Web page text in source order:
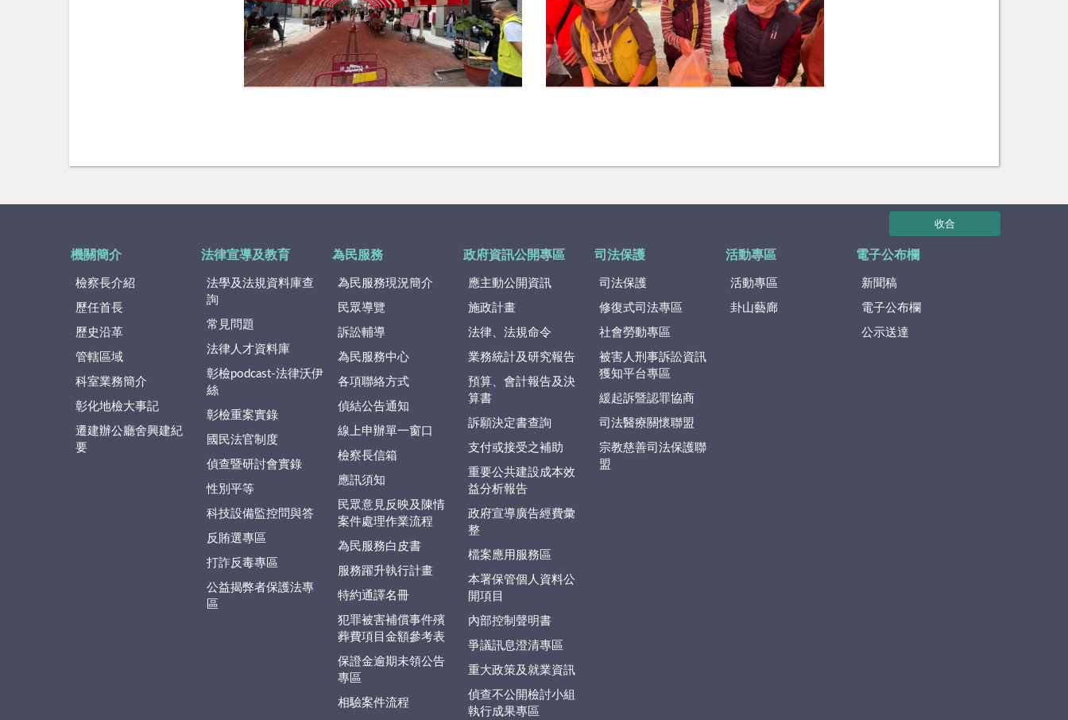
收合
機關簡介
檢察長介紹
歷任首長
歷史沿革
管轄區域
科室業務簡介
彰化地檢大事記
遷建辦公廳舍興建紀
要
法律宣導及教育
法學及法規資料庫查
詢
常見問題
法律人才資料庫
彰檢podcast-法律沃伊
絲
彰檢重案實錄
國民法官制度
偵查暨研討會實錄
性別平等
科技設備監控問與答
反賄選專區
打詐反毒專區
公益揭弊者保護法專
區
為民服務
為民服務現況簡介
民眾導覽
訴訟輔導
為民服務中心
各項聯絡方式
偵結公告通知
線上申辦單一窗口
檢察長信箱
應訊須知
民眾意見反映及陳情
案件處理作業流程
為民服務白皮書
服務躍升執行計畫
特約通譯名冊
犯罪被害補償事件殯
葬費項目金額參考表
保證金逾期未領公告
專區
相驗案件流程
政府資訊公開專區
應主動公開資訊
施政計畫
法律、法規命令
業務統計及研究報告
預算、會計報告及決
算書
訴願決定書查詢
支付或接受之補助
重要公共建設成本效
益分析報告
政府宣導廣告經費彙
整
檔案應用服務區
本署保管個人資料公
開項目
內部控制聲明書
爭議訊息澄清專區
重大政策及就業資訊
偵查不公開檢討小組
執行成果專區
司法保護
司法保護
修復式司法專區
社會勞動專區
被害人刑事訴訟資訊
獲知平台專區
緩起訴暨認罪協商
司法醫療關懷聯盟
宗教慈善司法保護聯
盟
活動專區
活動專區
卦山藝廊
電子公布欄
新聞稿
電子公布欄
公示送達